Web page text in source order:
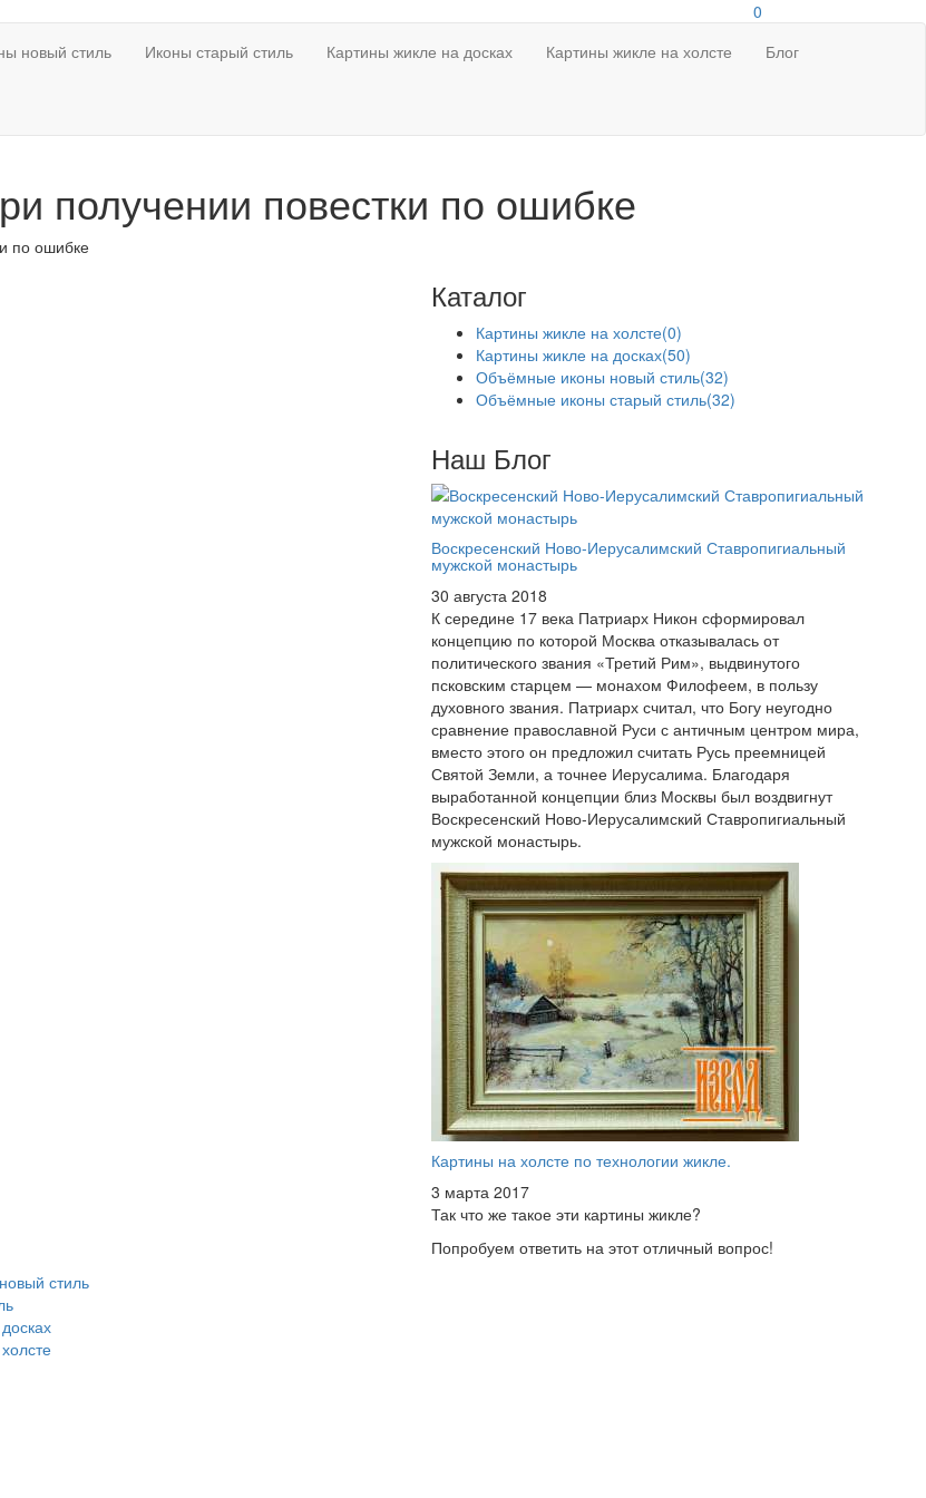
0
новый стиль
Иконы старый стиль Картины жикле на досках Картины жикле на холсте Блог
получении повестки по ошибке
по ошибке
Каталог
Картины жикле на холсте(0)
Картины жикле на досках(50)
Объёмные иконы новый стиль(32)
Объёмные иконы старый стиль(32)
Наш Блог
Воскресенский Ново-Иерусалимский Ставропигиальный
мужской монастырь
30 августа 2018
К середине 17 века Патриарх Никон сформировал
концепцию по которой Москва отказывалась от
политического звания «Третий Рим», выдвинутого
псковским старцем — монахом Филофеем, в пользу
духовного звания. Патриарх считал, что Богу неугодно
сравнение православной Руси с античным центром мира,
вместо этого он предложил считать Русь преемницей
Святой Земли, а точнее Иерусалима. Благодаря
выработанной концепции близ Москвы был воздвигнут
Воскресенский Ново-Иерусалимский Ставропигиальный
мужской монастырь.
Картины на холсте по технологии жикле.
3 марта 2017
Так что же такое эти картины жикле?
Попробуем ответить на этот отличный вопрос!
стиль